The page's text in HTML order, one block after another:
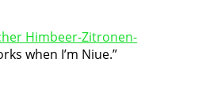
Himbeer-Zitronen-
when I’m Niue.”